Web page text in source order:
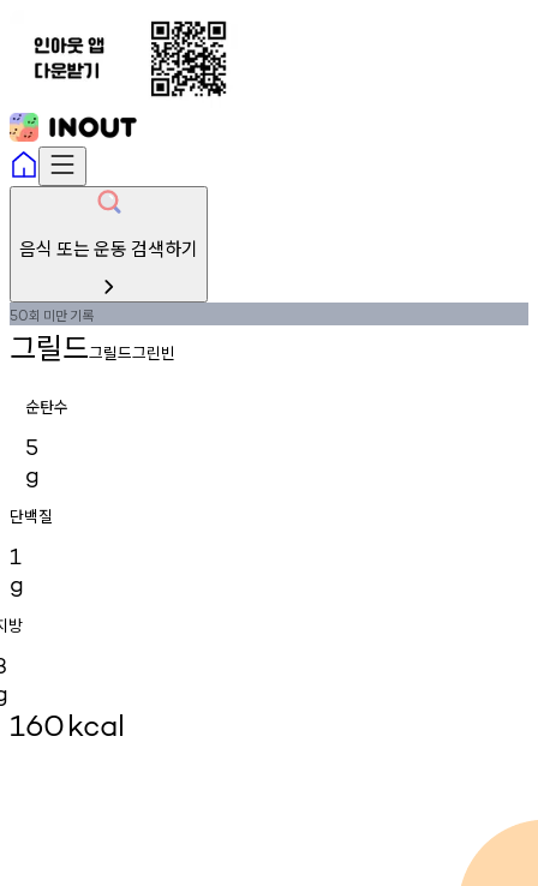
음식 또는 운동 검색하기
50회 미만기록
그릴드그릴드그린빈
순탄수
5
g
단백질
1
g
방
160kcal